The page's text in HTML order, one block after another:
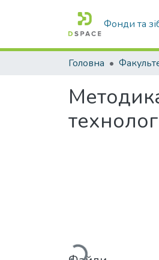
Фонди та
Головна
Вантажиться...